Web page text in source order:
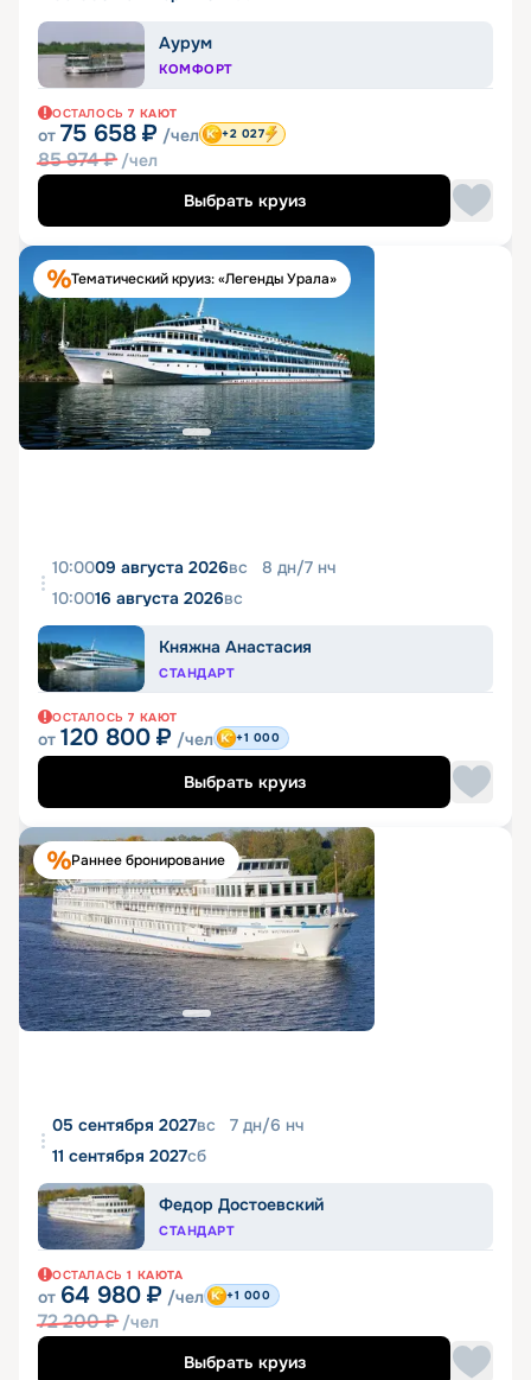
Аурум
КОМФОРТ
ОСТАЛОСЬ 7 КАЮТ
от 75 658 ₽ /чел
85 974₽ /чел
+2 027
Выбрать круиз
Тематический круиз: «Легенды Урала»
10:0009 августа 2026вс 8 дн/7 нч
10:0016 августа 2026вс
Княжна Анастасия
СТАНДАРТ
ОСТАЛОСЬ 7 КАЮТ
от 120 800 ₽ /чел +1 000
Выбрать круиз
Раннее бронирование
05 сентября 2027вс 7 дн/6 нч
11 сентября 2027сб
Федор Достоевский
СТАНДАРТ
ОСТАЛАСЬ 1 КАЮТА
от 64 980 ₽ /чел
72 200₽ /чел
+1 000
Выбрать круиз